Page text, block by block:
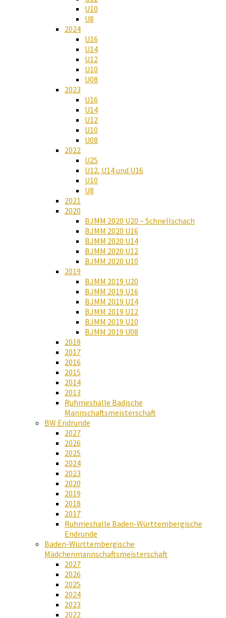
U10
U8
2024
U16
U14
U12
U10
U08
2023
U16
U14
U12
U10
U08
2022
U25
U12, U14 und U16
U10
U8
2021
2020
BJMM 2020 U20 – Schnellschach
BJMM 2020 U16
BJMM 2020 U14
BJMM 2020 U12
BJMM 2020 U10
2019
BJMM 2019 U20
BJMM 2019 U16
BJMM 2019 U14
BJMM 2019 U12
BJMM 2019 U10
BJMM 2019 U08
2018
2017
2016
2015
2014
2013
Ruhmeshalle Badische
Mannschaftsmeisterschaft
BW Endrunde
2027
2026
2025
2024
2023
2020
2019
2018
2017
Ruhmeshalle Baden-Württembergische
Endrunde
Baden-Württembergische
Mädchenmannschaftsmeisterschaft
2027
2026
2025
2024
2023
2022